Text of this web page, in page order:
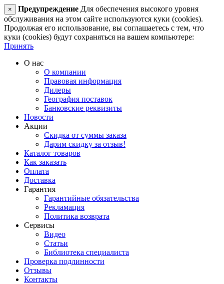
× Предупреждение Для обеспечения высокого уровня
обслуживания на этом сайте используются куки (cookies).
Продолжая его использование, вы соглашаетесь с тем, что
куки (cookies) будут сохраняться на вашем компьютере:
Принять
О нас
О компании
Правовая информация
Дилеры
География поставок
Банковские реквизиты
Новости
Акции
Скидка от суммы заказа
Дарим скидку за отзыв!
Каталог товаров
Как заказать
Оплата
Доставка
Гарантия
Гарантийные обязательства
Рекламация
Политика возврата
Сервисы
Видео
Статьи
Библиотека специалиста
Проверка подлинности
Отзывы
Контакты